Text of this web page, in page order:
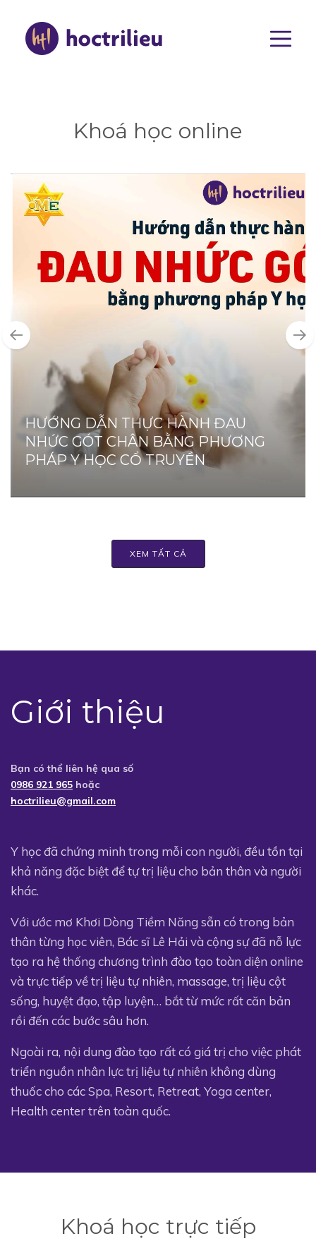
Khoá học online
HƯỚNG DẪN THỰC HÀNH ĐAU
NHỨC GÓT CHÂN BẰNG PHƯƠNG
PHÁP Y HỌC CỔ TRUYỀN
XEM TẤT CẢ
Giới thiệu
Bạn có thể liên hệ qua số
0986 921 965 hoặc
hoctrilieu@gmail.com
Y học đã chứng minh trong mỗi con người, đều tồn tại
khả năng đặc biệt để tự trị liệu cho bản thân và người
khác.
Với ước mơ Khơi Dòng Tiềm Năng sẵn có trong bản
thân từng học viên, Bác sĩ Lê Hải và cộng sự đã nỗ lực
tạo ra hệ thống chương trình đào tạo toàn diện online
và trực tiếp về trị liệu tự nhiên, massage, trị liệu cột
sống, huyệt đạo, tập luyện… bắt từ mức rất căn bản
rồi đến các bước sâu hơn.
Ngoài ra, nội dung đào tạo rất có giá trị cho việc phát
triển nguồn nhân lực trị liệu tự nhiên không dùng
thuốc cho các Spa, Resort, Retreat, Yoga center,
Health center trên toàn quốc.
Khoá học trực tiếp